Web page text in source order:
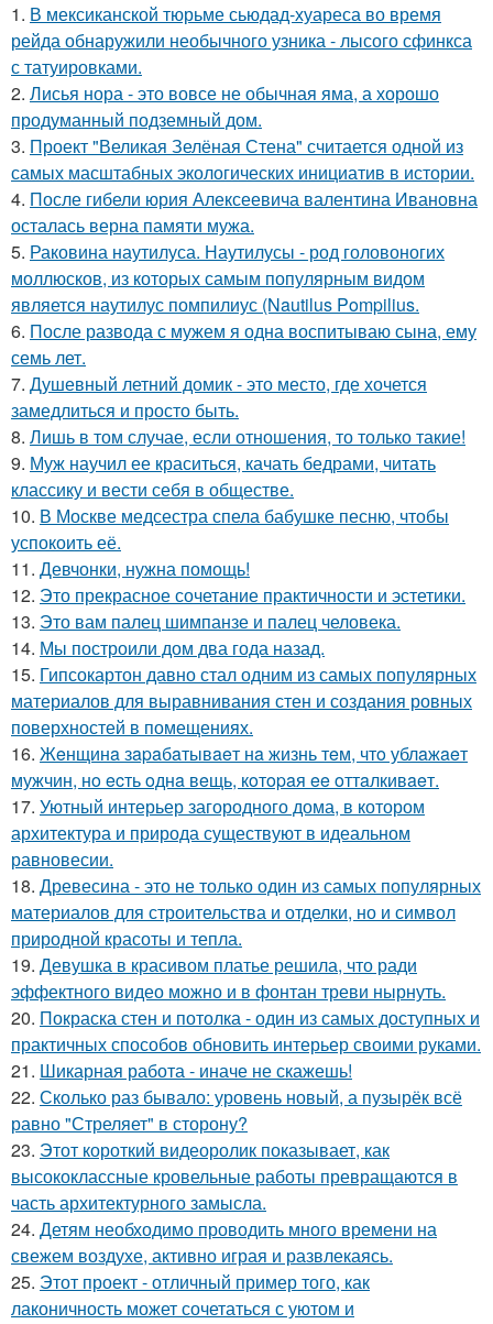
1. В мексиканской тюрьме сьюдад-хуареса во время
рейда обнаружили необычного узника - лысого сфинкса
с татуировками.
2. Лисья нора - это вовсе не обычная яма, а хорошо
продуманный подземный дом.
3. Проект "Великая Зелёная Стена" считается одной из
самых масштабных экологических инициатив в истории.
4. После гибели юрия Алексеевича валентина Ивановна
осталась верна памяти мужа.
5. Раковина наутилуса. Наутилусы - род головоногих
моллюсков, из которых самым популярным видом
является наутилус помпилиус (Nautilus Pompilius.
6. После развода с мужем я одна воспитываю сына, ему
семь лет.
7. Душевный летний домик - это место, где хочется
замедлиться и просто быть.
8. Лишь в том случае, если отношения, то только такие!
9. Муж научил ее краситься, качать бедрами, читать
классику и вести себя в обществе.
10. В Москве медсестра спела бабушке песню, чтобы
успокоить её.
11. Девчонки, нужна помощь!
12. Это прекрасное сочетание практичности и эстетики.
13. Это вам палец шимпанзе и палец человека.
14. Мы построили дом два года назад.
15. Гипсокартон давно стал одним из самых популярных
материалов для выравнивания стен и создания ровных
поверхностей в помещениях.
16. Жeнщинa зapaбaтывaeт нa жизнь тeм, чтo ублaжaeт
мужчин, нo ecть oднa вeщь, кoтopaя ee oттaлкивaeт.
17. Уютный интерьер загородного дома, в котором
архитектура и природа существуют в идеальном
равновесии.
18. Древесина - это не только один из самых популярных
материалов для строительства и отделки, но и символ
природной красоты и тепла.
19. Девушка в красивом платье решила, что ради
эффектного видео можно и в фонтан треви нырнуть.
20. Покраска стен и потолка - один из самых доступных и
практичных способов обновить интерьер своими руками.
21. Шикарная работа - иначе не скажешь!
22. Сколько раз бывало: уровень новый, а пузырёк всё
равно "Стреляет" в сторону?
23. Этот короткий видеоролик показывает, как
высококлассные кровельные работы превращаются в
часть архитектурного замысла.
24. Детям необходимо проводить много времени на
свежем воздухе, активно играя и развлекаясь.
25. Этот проект - отличный пример того, как
лаконичность может сочетаться с уютом и